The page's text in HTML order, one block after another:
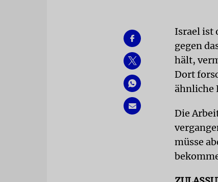
Israel ist
gegen
hält,
Dort
ähnliche
Die
müsse